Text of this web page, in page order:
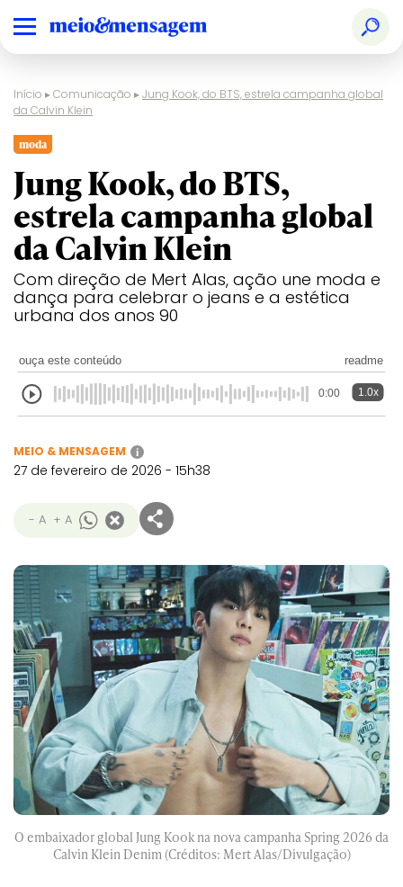
Início ▸Comunicação ▸Jung Kook, do BTS, estrela campanha global
da Calvin Klein
moda
Jung Kook, do BTS,
estrela campanha global
da Calvin Klein
Com direção de Mert Alas, ação une moda e
dança para celebrar o jeans e a estética
urbana dos anos 90
ouça este conteúdo readme
0:00 1.0x
MEIO & MENSAGEM i
27 de fevereiro de 2026 - 15h38
- A + A
O embaixador global Jung Kook na nova campanha Spring 2026 da
Calvin Klein Denim (Créditos: Mert Alas/Divulgação)